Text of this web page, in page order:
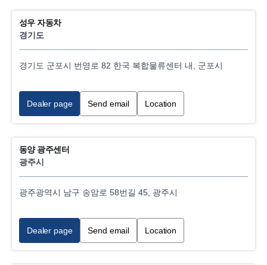
성우 자동차
경기도
경기도 군포시 번영로 82 한국 복합물류센터 내, 군포시
Dealer page Send email Location
동양 광주센터
광주시
광주광역시 남구 송암로 58번길 45, 광주시
Dealer page Send email Location